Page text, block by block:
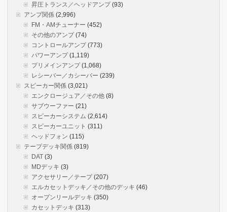
昇圧トランス／ヘッドアンプ(93)
アンプ関係 (2,996)
FM・AMチューナー (452)
その他のアンプ(74)
コントロールアンプ(773)
パワーアンプ(1,119)
プリメインアンプ(1,068)
レシーバー／カシーバー (239)
スピーカー関係 (3,021)
エンクロージュア／その他 (8)
サブウーファー (21)
スピーカーシステム (2,614)
スピーカーユニット (311)
ヘッドフォン (115)
テープデッキ関係 (819)
DAT (3)
MDデッキ (3)
アクセサリー／テープ(207)
エルカセットデッキ／その他のデッキ (46)
オープンリールデッキ (350)
カセットデッキ (313)